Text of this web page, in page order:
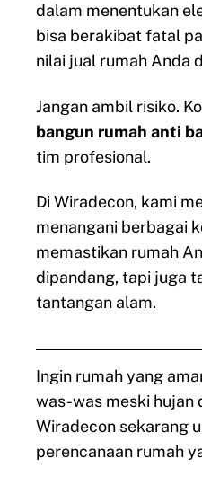
dalam menentukan
bisa berakibat fatal
nilai jual rumah Anda
Jangan ambil risiko.
bangun rumah anti
tim profesional.
Di Wiradecon, kami
menangani berbagai
memastikan rumah
dipandang, tapi juga
tantangan alam.
Ingin rumah yang
was-was meski hujan
Wiradecon sekarang
perencanaan rumah